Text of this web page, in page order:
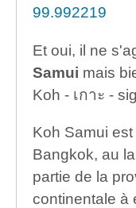
99.992219
Et oui, il ne
Samui mais
Koh - เกาะ -
Koh Samui
Bangkok, au
partie de la
continentale à